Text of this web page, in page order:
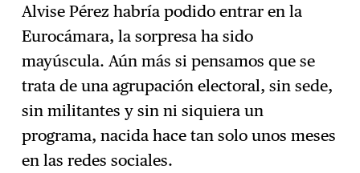
Alvise Pérez habría podido entrar en la
Eurocámara, la sorpresa ha sido
mayúscula. Aún más si pensamos que se
trata de una agrupación electoral, sin sede,
sin militantes y sin ni siquiera un
programa, nacida hace tan solo unos meses
en las redes sociales.